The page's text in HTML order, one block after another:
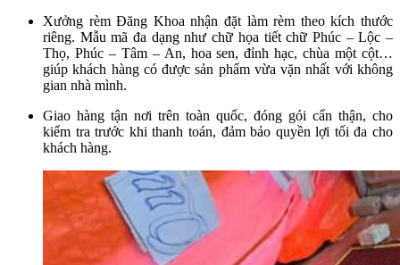
Xưởng rèm Đăng Khoa nhận đặt làm rèm theo kích thước
riêng. Mẫu mã đa dạng như chữ họa tiết chữ Phúc – Lộc –
Thọ, Phúc – Tâm – An, hoa sen, đỉnh hạc, chùa một cột…
giúp khách hàng có được sản phẩm vừa vặn nhất với không
gian nhà mình.
Giao hàng tận nơi trên toàn quốc, đóng gói cẩn thận, cho
kiểm tra trước khi thanh toán, đảm bảo quyền lợi tối đa cho
khách hàng.